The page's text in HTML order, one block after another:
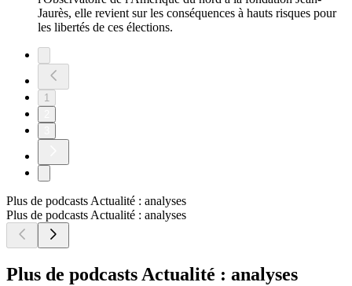
Jaurès, elle revient sur les conséquences à hauts risques pour
les libertés de ces élections.
1
Plus de podcasts Actualité : analyses
Plus de podcasts Actualité : analyses
Plus de podcasts Actualité : analyses